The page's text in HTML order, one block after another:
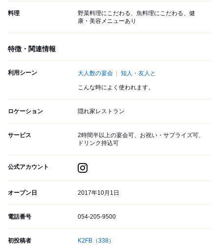
料理
野菜料理にこだわる、魚料理にこだわる、健
康・美容メニューあり
特徴・関連情報
利用シーン 大人数の宴会 知人・友人と
こんな時によく使われます。
ロケーション 隠れ家レストラン
サービス
2時間半以上の宴会可、お祝い・サプライズ可、
ドリンク持込可
公式アカウント
オープン日 2017年10月1日
電話番号 054-205-9500
初投稿者 K2FB （338）